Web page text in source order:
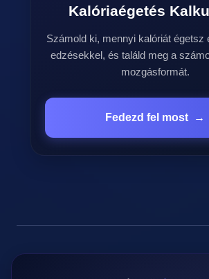
Kalóriaégetés
Számold ki, mennyi kalóriát égetsz
edzésekkel, és találd meg a
mozgásformát.
Fedezd fel most →